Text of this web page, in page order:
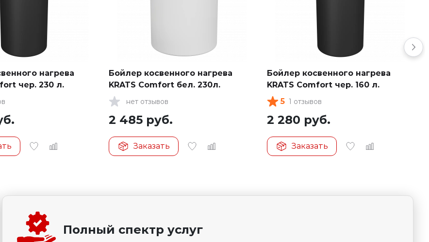
нагрева
чер. 230 л.
Бойлер косвенного нагрева
KRATS Comfort бел. 230л.
нет отзывов
2 485 руб.
Заказать
Бойлер косвенного нагрева
KRATS Comfort чер. 160 л.
5 1 отзывов
2 280 руб.
Заказать
Полный спектр услуг